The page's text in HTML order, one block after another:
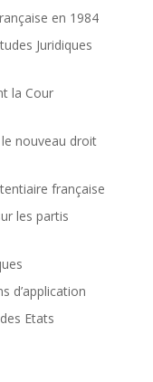
en 1984
Juridiques
la Cour
le nouveau droit
française
les partis
d’application
Etats